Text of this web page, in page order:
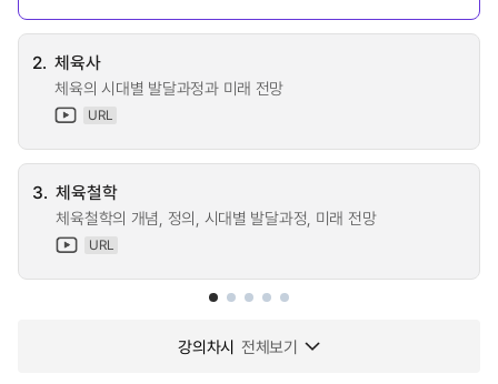
2. 체육사
체육의 시대별 발달과정과 미래 전망
URL
3. 체육철학
체육철학의 개념, 정의, 시대별 발달과정, 미래 전망
URL
강의차시 전체보기